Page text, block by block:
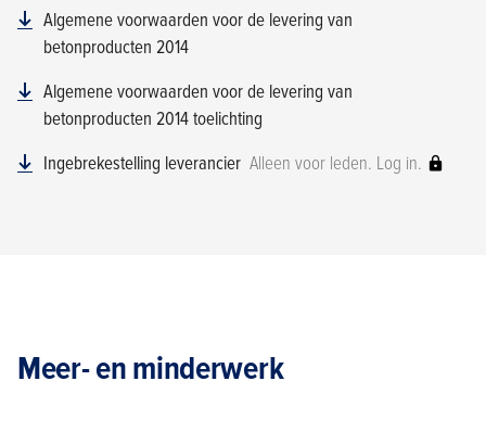
Algemene voorwaarden voor de levering van
betonproducten 2014
Algemene voorwaarden voor de levering van
betonproducten 2014 toelichting
Ingebrekestelling leverancier Alleen voor leden. Log in.
Meer- en minderwerk